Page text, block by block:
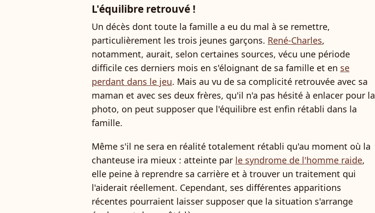
L'équilibre retrouvé !
Un décès dont toute la famille a eu du mal à se remettre,
particulièrement les trois jeunes garçons. René-Charles,
notamment, aurait, selon certaines sources, vécu une période
difficile ces derniers mois en s'éloignant de sa famille et en se
perdant dans le jeu. Mais au vu de sa complicité retrouvée avec sa
maman et avec ses deux frères, qu'il n'a pas hésité à enlacer pour la
photo, on peut supposer que l'équilibre est enfin rétabli dans la
famille.
Même s'il ne sera en réalité totalement rétabli qu'au moment où la
chanteuse ira mieux : atteinte par le syndrome de l'homme raide,
elle peine à reprendre sa carrière et à trouver un traitement qui
l'aiderait réellement. Cependant, ses différentes apparitions
récentes pourraient laisser supposer que la situation s'arrange